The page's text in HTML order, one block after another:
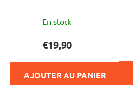
moyenne
du
produit
de
En stock
€19,90
AJOUTER AU PANIER